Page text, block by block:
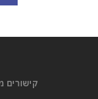
קישורים